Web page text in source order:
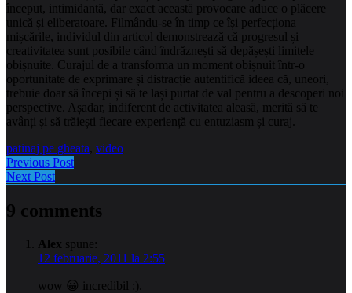
început, intimidantă, dar exact această provocare aduce o plăcere
unică și eliberatoare. Filmându-se în timp ce își perfecționa
mișcările, individul din articol demonstrează că progresul și
creativitatea sunt posibile când îndrăznești să depășești limitele
obișnuite. Curajul de a transforma un moment obișnuit într-o
oportunitate de exprimare și distracție autentifică ideea că, uneori,
trebuie doar să începi și să te lași purtat de val pentru a descoperi noi
perspective. Așadar, indiferent de activitatea aleasă, merită să te
avânți și să trăiești fiecare experiență cu entuziasm și curaj.
patinaj pe gheata, video
Previous Post
Next Post
9 comments
Alex spune:
12 februarie, 2011 la 2:55
wow 😀 incredibil :).